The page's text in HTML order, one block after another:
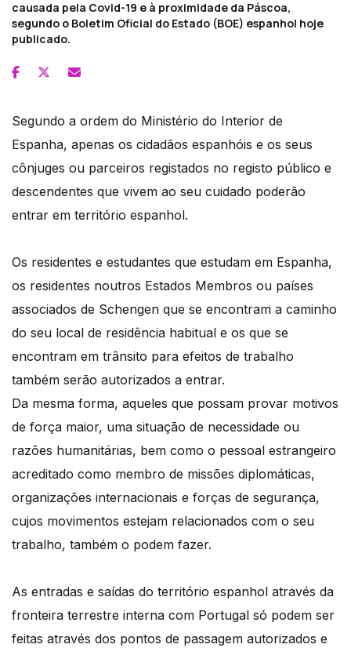
causada pela Covid-19 e à proximidade da Páscoa,
segundo o Boletim Oficial do Estado (BOE) espanhol hoje
publicado.
Segundo a ordem do Ministério do Interior de
Espanha, apenas os cidadãos espanhóis e os seus
cônjuges ou parceiros registados no registo público e
descendentes que vivem ao seu cuidado poderão
entrar em território espanhol.
Os residentes e estudantes que estudam em Espanha,
os residentes noutros Estados Membros ou países
associados de Schengen que se encontram a caminho
do seu local de residência habitual e os que se
encontram em trânsito para efeitos de trabalho
também serão autorizados a entrar.
Da mesma forma, aqueles que possam provar motivos
de força maior, uma situação de necessidade ou
razões humanitárias, bem como o pessoal estrangeiro
acreditado como membro de missões diplomáticas,
organizações internacionais e forças de segurança,
cujos movimentos estejam relacionados com o seu
trabalho, também o podem fazer.
As entradas e saídas do território espanhol através da
fronteira terrestre interna com Portugal só podem ser
feitas através dos pontos de passagem autorizados e